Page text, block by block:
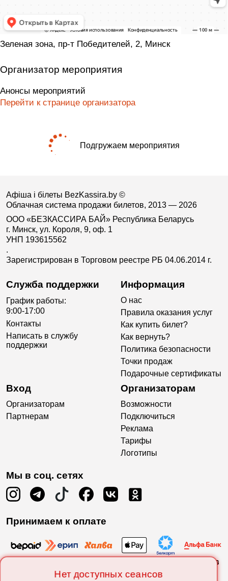
Нет доступных сеансов
Зеленая зона, пр-т Победителей, 2, Минск
Организатор мероприятия
Анонсы мероприятий
Перейти к странице организатора
Подгружаем мероприятия
Афіша і білеты BezKassira.by ©
Облачная система продажи билетов, 2013 — 2026
ООО «БЕЗКАССИРА БАЙ» Республика Беларусь
г. Минск, ул. Короля, 9, оф. 1
УНП 193615562
.
Зарегистрирован в Торговом реестре РБ 04.06.2014 г.
Служба поддержки
График работы:
9:00-17:00
Контакты
Написать в службу
поддержки
Информация
О нас
Правила оказания услуг
Как купить билет?
Как вернуть?
Политика безопасности
Точки продаж
Подарочные сертификаты
Вход
Организаторам
Партнерам
Организаторам
Возможности
Подключиться
Реклама
Тарифы
Логотипы
Мы в соц. сетях
Принимаем к оплате